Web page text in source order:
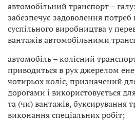
автомобільний транспорт –
забезпечує задоволення потреб
суспільного виробництва у
вантажів автомобільними
автомобіль – колісний
приводиться в рух джерелом
чотирьох коліс, призначений
дорогами і використовується
та (чи) вантажів, буксирування
виконання спеціальних робіт;